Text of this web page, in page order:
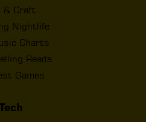
& Craft
Nightlife
Charts
Reads
Games
Tech